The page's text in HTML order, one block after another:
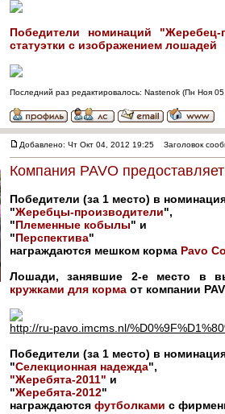
Победители номинаций
статуэтки с изображением лошадей
Последний раз редактировалось: Nastenok (Пн Ноя
Добавлено: Чт Окт 04, 2012 19:25 Заголовок
Компания PAVO
Победители (за 1 место) в
"Жеребцы-производители",
"Племенные кобылы" и
"Перспектива"
награждаются мешком корма Pavo
Лошади, занявшие 2-е место в
кружками для корма от компании
http://ru-pavo.imcms.nl/
Победители (за 1 место) в
"Селекционная надежда",
"Жеребята-2011" и
"Жеребята-2012"
награждаются футболками с